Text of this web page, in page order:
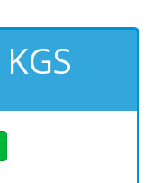
KGS